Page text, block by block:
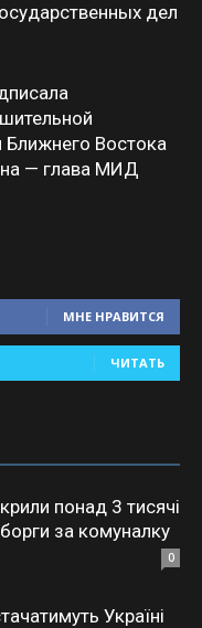
дел
Востока
— глава МИД
МНЕ НРАВИТСЯ
ЧИТАТЬ
понад 3 тисячі
за комуналку
0
Україні